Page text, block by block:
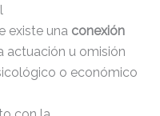
existe una conexión
actuación u omisión
o económico